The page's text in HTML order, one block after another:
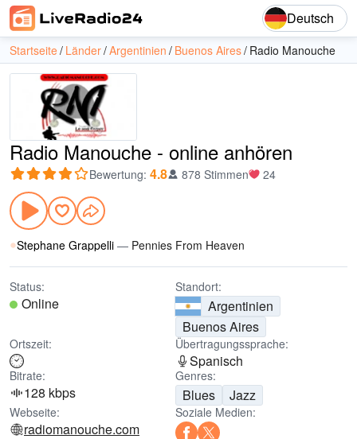
Deutsch
Startseite Länder Argentinien Buenos Aires Radio Manouche
Radio Manouche - online anhören
Bewertung: 4.8 878 Stimmen 24
Stephane Grappelli — Pennies From Heaven
Status:
Online
Standort:
Argentinien
Buenos Aires
Ortszeit: Übertragungssprache:
Spanisch
Bitrate:
128 kbps
Genres:
Blues Jazz
Webseite:
radiomanouche.com
Soziale Medien: